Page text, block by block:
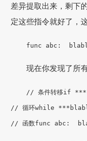
差异提取出来，剩下
定这些指令就好了，
func abc:
现在你发现了所
// 条件转移if ***
// 循环while ***
// 函数func abc: